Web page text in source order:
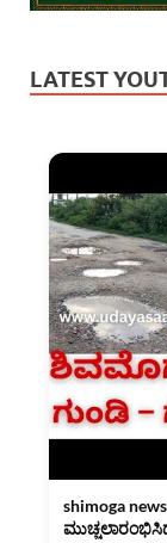
LATEST
shimoga
ಮುಚ್ಚಲಾರಂಭಿಸಿದ